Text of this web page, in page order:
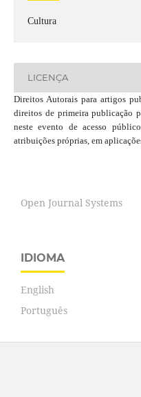
Cultura
LICENÇA
Direitos Autorais para artigos
direitos de primeira publicação
neste evento de acesso
atribuições próprias, em
Open Journal Systems
IDIOMA
English
Português